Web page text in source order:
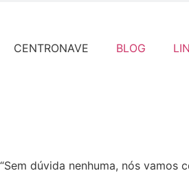
CENTRONAVE BLOG
“Sem dúvida nenhuma, nós